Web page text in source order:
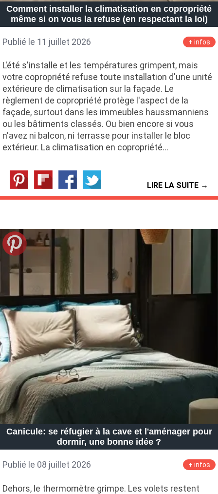
Comment installer la climatisation en copropriété
même si on vous la refuse (en respectant la loi)
Publié le 11 juillet 2026 + infos
L'été s'installe et les températures grimpent, mais
votre copropriété refuse toute installation d'une unité
extérieure de climatisation sur la façade. Le
règlement de copropriété protège l'aspect de la
façade, surtout dans les immeubles haussmanniens
ou les bâtiments classés. Ou bien encore si vous
n'avez ni balcon, ni terrasse pour installer le bloc
extérieur. La climatisation en copropriété…
LIRE LA SUITE →
Canicule: se réfugier à la cave et l'aménager pour
dormir, une bonne idée ?
Publié le 08 juillet 2026 + infos
Dehors, le thermomètre grimpe. Les volets restent